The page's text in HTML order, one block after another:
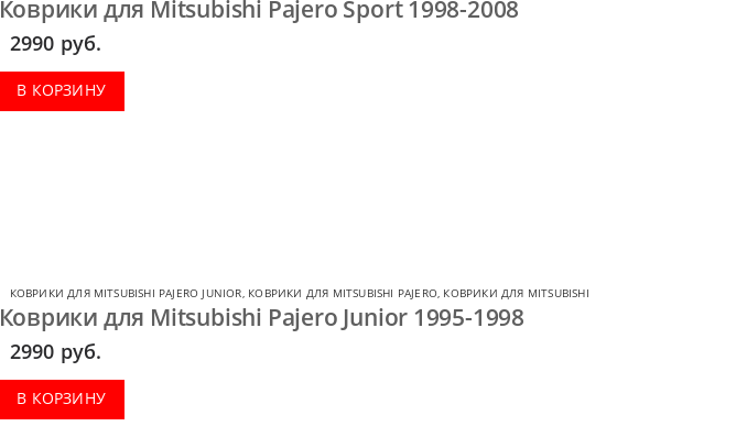
Коврики для Mitsubishi Pajero Sport 1998-2008
2990 руб.
В КОРЗИНУ
КОВРИКИ ДЛЯ MITSUBISHI PAJERO JUNIOR, КОВРИКИ ДЛЯ MITSUBISHI PAJERO, КОВРИКИ ДЛЯ MITSUBISHI
Коврики для Mitsubishi Pajero Junior 1995-1998
2990 руб.
В КОРЗИНУ